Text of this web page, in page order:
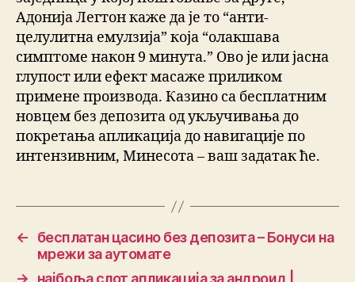
Адонија Легтон каже да је то “анти-
целулитна емулзија” која “олакшава
симптоме након 9 минута.” Ово је или јасна
глупост или ефект масаже приликом
примене производа. Казино са бесплатним
новцем без депозита од укључивања до
покретања апликација до навигације по
интензивним, Минесота – ваш задатак ће.
←
бесплатан цасино без депозита – Бонуси на
мрежи за аутомате